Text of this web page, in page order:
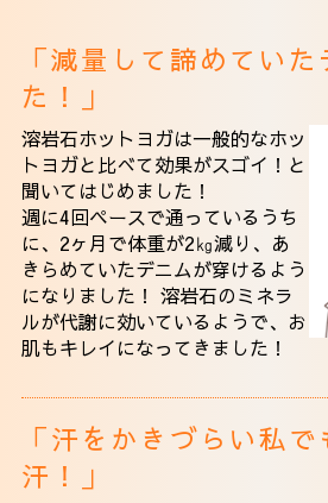
アクセス
「減量して諦めてい
た！」
溶岩石ホットヨガは一般的なホッ
トヨガと比べて効果がスゴイ！と
聞いてはじめました！
週に4回ペースで通っているうち
に、2ヶ月で体重が2㎏減り、あ
きらめていたデニムが穿けるよう
になりました！ 溶岩石のミネラ
ルが代謝に効いているようで、お
肌もキレイになってきました！
「汗をかきづらい私で
汗！」